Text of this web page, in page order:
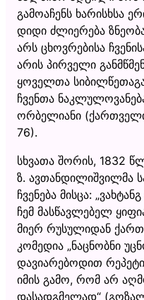
გამოაჩენს ხარისხსა
დიდი ძლიერება
არს ცხოვრებისა
არის პირველი
ყოველთა
ჩვენთა
ორბელიანი
76).
სხვათა შორის, 1832
ზ. ავთანდილიშვილმა
ჩვენება მისცა:
ჩემ მასწავლებელ
მიერ რუსულიდან
კომედია „ნაცნობნი
დავიარებოდით
იმის გამო, რომ არ
დასადგმელად“